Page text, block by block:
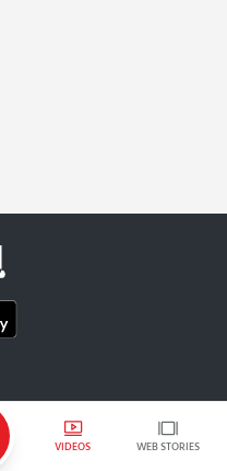
VIDEOS WEB STORIES